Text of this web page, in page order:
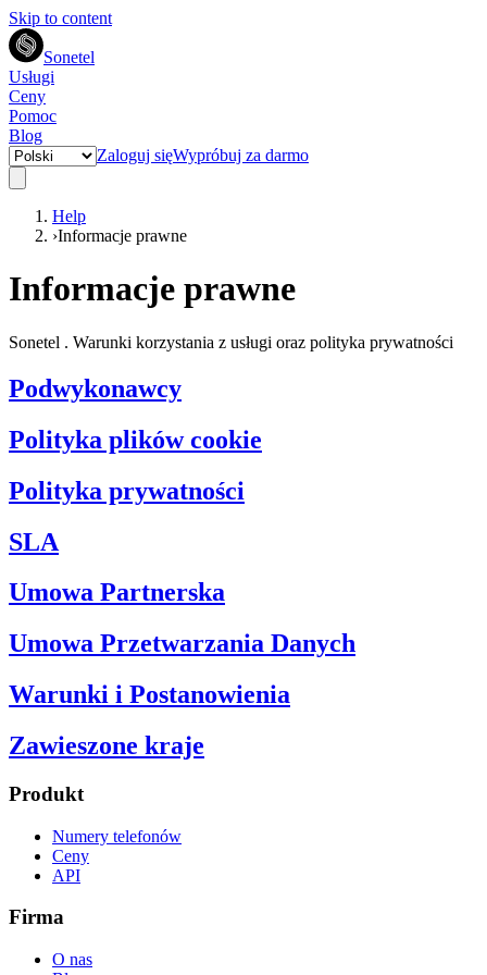
Skip to content
Sonetel
Usługi
Ceny
Pomoc
Blog
Zaloguj sięWypróbuj za darmo
Help
›Informacje prawne
Informacje prawne
Sonetel . Warunki korzystania z usługi oraz polityka prywatności
Podwykonawcy
Polityka plików cookie
Polityka prywatności
SLA
Umowa Partnerska
Umowa Przetwarzania Danych
Warunki i Postanowienia
Zawieszone kraje
Produkt
Numery telefonów
Ceny
API
Firma
O nas